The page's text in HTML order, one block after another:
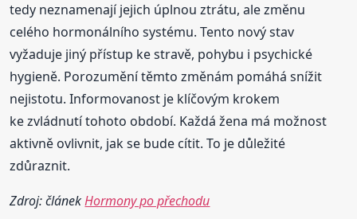
tedy neznamenají jejich úplnou ztrátu, ale změnu
celého hormonálního systému. Tento nový stav
vyžaduje jiný přístup ke stravě, pohybu i psychické
hygieně. Porozumění těmto změnám pomáhá snížit
nejistotu. Informovanost je klíčovým krokem
ke zvládnutí tohoto období. Každá žena má možnost
aktivně ovlivnit, jak se bude cítit. To je důležité
zdůraznit.
Zdroj: článekHormony po přechodu